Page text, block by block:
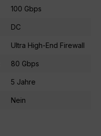
100 Gbps
DC
Ultra High-End Firewall
80 Gbps
5 Jahre
Nein